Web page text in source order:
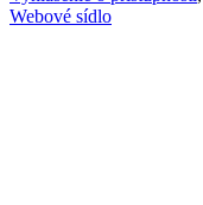
Webové sídlo